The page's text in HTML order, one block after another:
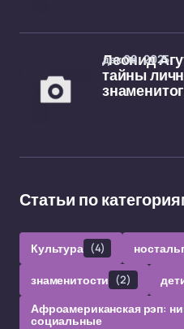
Леонид
тайны
дек 08, 2025
Статьи по
Культура (4)
знаменитости (2)
Афроамериканская рэп:
социальные